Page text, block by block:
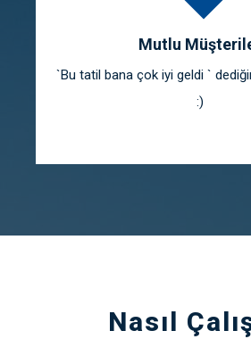
Mutlu
`Bu tatil bana çok iyi geldi `
:)
Nasıl